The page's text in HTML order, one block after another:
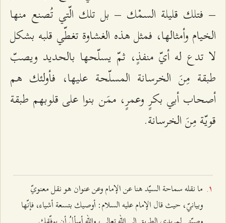
– فتلك قليلة السمْك – بل تلك الّتي تُصنع منها
الخيام وأمثالها، فمثل هذه الغشاوة تغطّي قلبه بشكل
لا تدع له أيّ منفذٍ، ثمّ يسلّحها بالحديد ويصبّ
طبقة مِنَ الخرسانة المسلّحة عليها، فأولئك هم
أصحاب أبي بكرٍ وعمرٍ، ممَن بنوا على قلوبهم طبقة
قويّة مِنَ الخرسانة.
ما نقله سماحة السيّد هنا عن الإمام وعن عنوان هو نقل معنويّ
وبيانيّ، حيث قال الإمام عليه السلام: أوصيك بتسعة أشياء، فإنّها